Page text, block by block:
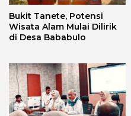
Bukit Tanete, Potensi
Wisata Alam Mulai Dilirik
di Desa Bababulo